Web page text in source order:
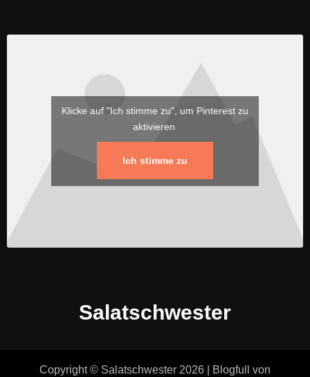
Klicke auf "Ich stimme zu", um Pinterest zu
aktivieren
Ich stimme zu
Salatschwester
Copyright © Salatschwester 2026 Blogfull
von